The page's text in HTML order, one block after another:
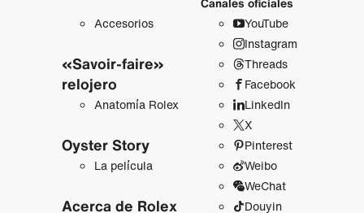
Accesorios
«Savoir-faire»
relojero
Anatomía Rolex
Oyster Story
La película
Acerca de Rolex
YouTube
Instagram
Threads
Facebook
LinkedIn
X
Pinterest
Weibo
WeChat
Douyin